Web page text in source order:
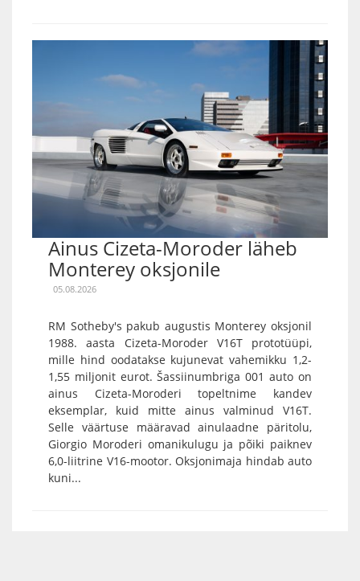
Ainus Cizeta-Moroder läheb
Monterey oksjonile
05.08.2026
RM Sotheby's pakub augustis Monterey oksjonil
1988. aasta Cizeta-Moroder V16T prototüüpi,
mille hind oodatakse kujunevat vahemikku 1,2-
1,55 miljonit eurot. Šassiinumbriga 001 auto on
ainus Cizeta-Moroderi topeltnime kandev
eksemplar, kuid mitte ainus valminud V16T.
Selle väärtuse määravad ainulaadne päritolu,
Giorgio Moroderi omanikulugu ja põiki paiknev
6,0-liitrine V16-mootor. Oksjonimaja hindab auto
kuni...